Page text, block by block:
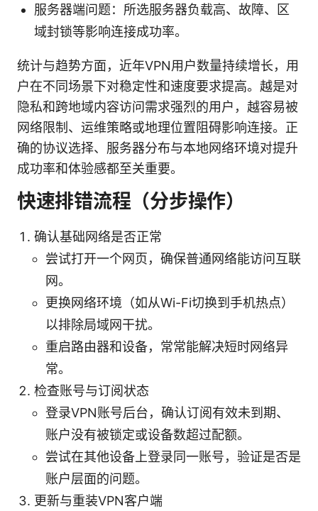
服务器端问题：所选服务器负载高、故障、区
域封锁等影响连接成功率。
统计与趋势方面，近年VPN用户数量持续增长，用
户在不同场景下对稳定性和速度要求提高。越是对
隐私和跨地域内容访问需求强烈的用户，越容易被
网络限制、运维策略或地理位置阻碍影响连接。正
确的协议选择、服务器分布与本地网络环境对提升
成功率和体验感都至关重要。
快速排错流程（分步操作）
确认基础网络是否正常
尝试打开一个网页，确保普通网络能访问互联
网。
更换网络环境（如从Wi-Fi切换到手机热点）
以排除局域网干扰。
重启路由器和设备，常常能解决短时网络异
常。
检查账号与订阅状态
登录VPN账号后台，确认订阅有效未到期、
账户没有被锁定或设备数超过配额。
尝试在其他设备上登录同一账号，验证是否是
账户层面的问题。
更新与重装VPN客户端